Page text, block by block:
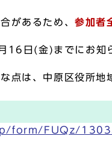
があるため、参加者
16日(金)までにお知
な点は、中原区役所
form/FUQz/